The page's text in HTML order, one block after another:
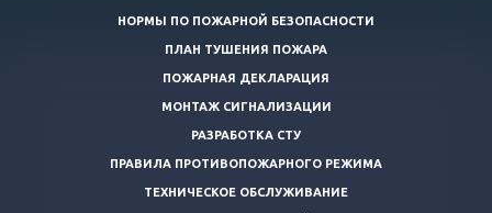
НОРМЫ ПО ПОЖАРНОЙ БЕЗОПАСНОСТИ
ПЛАН ТУШЕНИЯ ПОЖАРА
ПОЖАРНАЯ ДЕКЛАРАЦИЯ
МОНТАЖ СИГНАЛИЗАЦИИ
РАЗРАБОТКА СТУ
ПРАВИЛА ПРОТИВОПОЖАРНОГО РЕЖИМА
ТЕХНИЧЕСКОЕ ОБСЛУЖИВАНИЕ